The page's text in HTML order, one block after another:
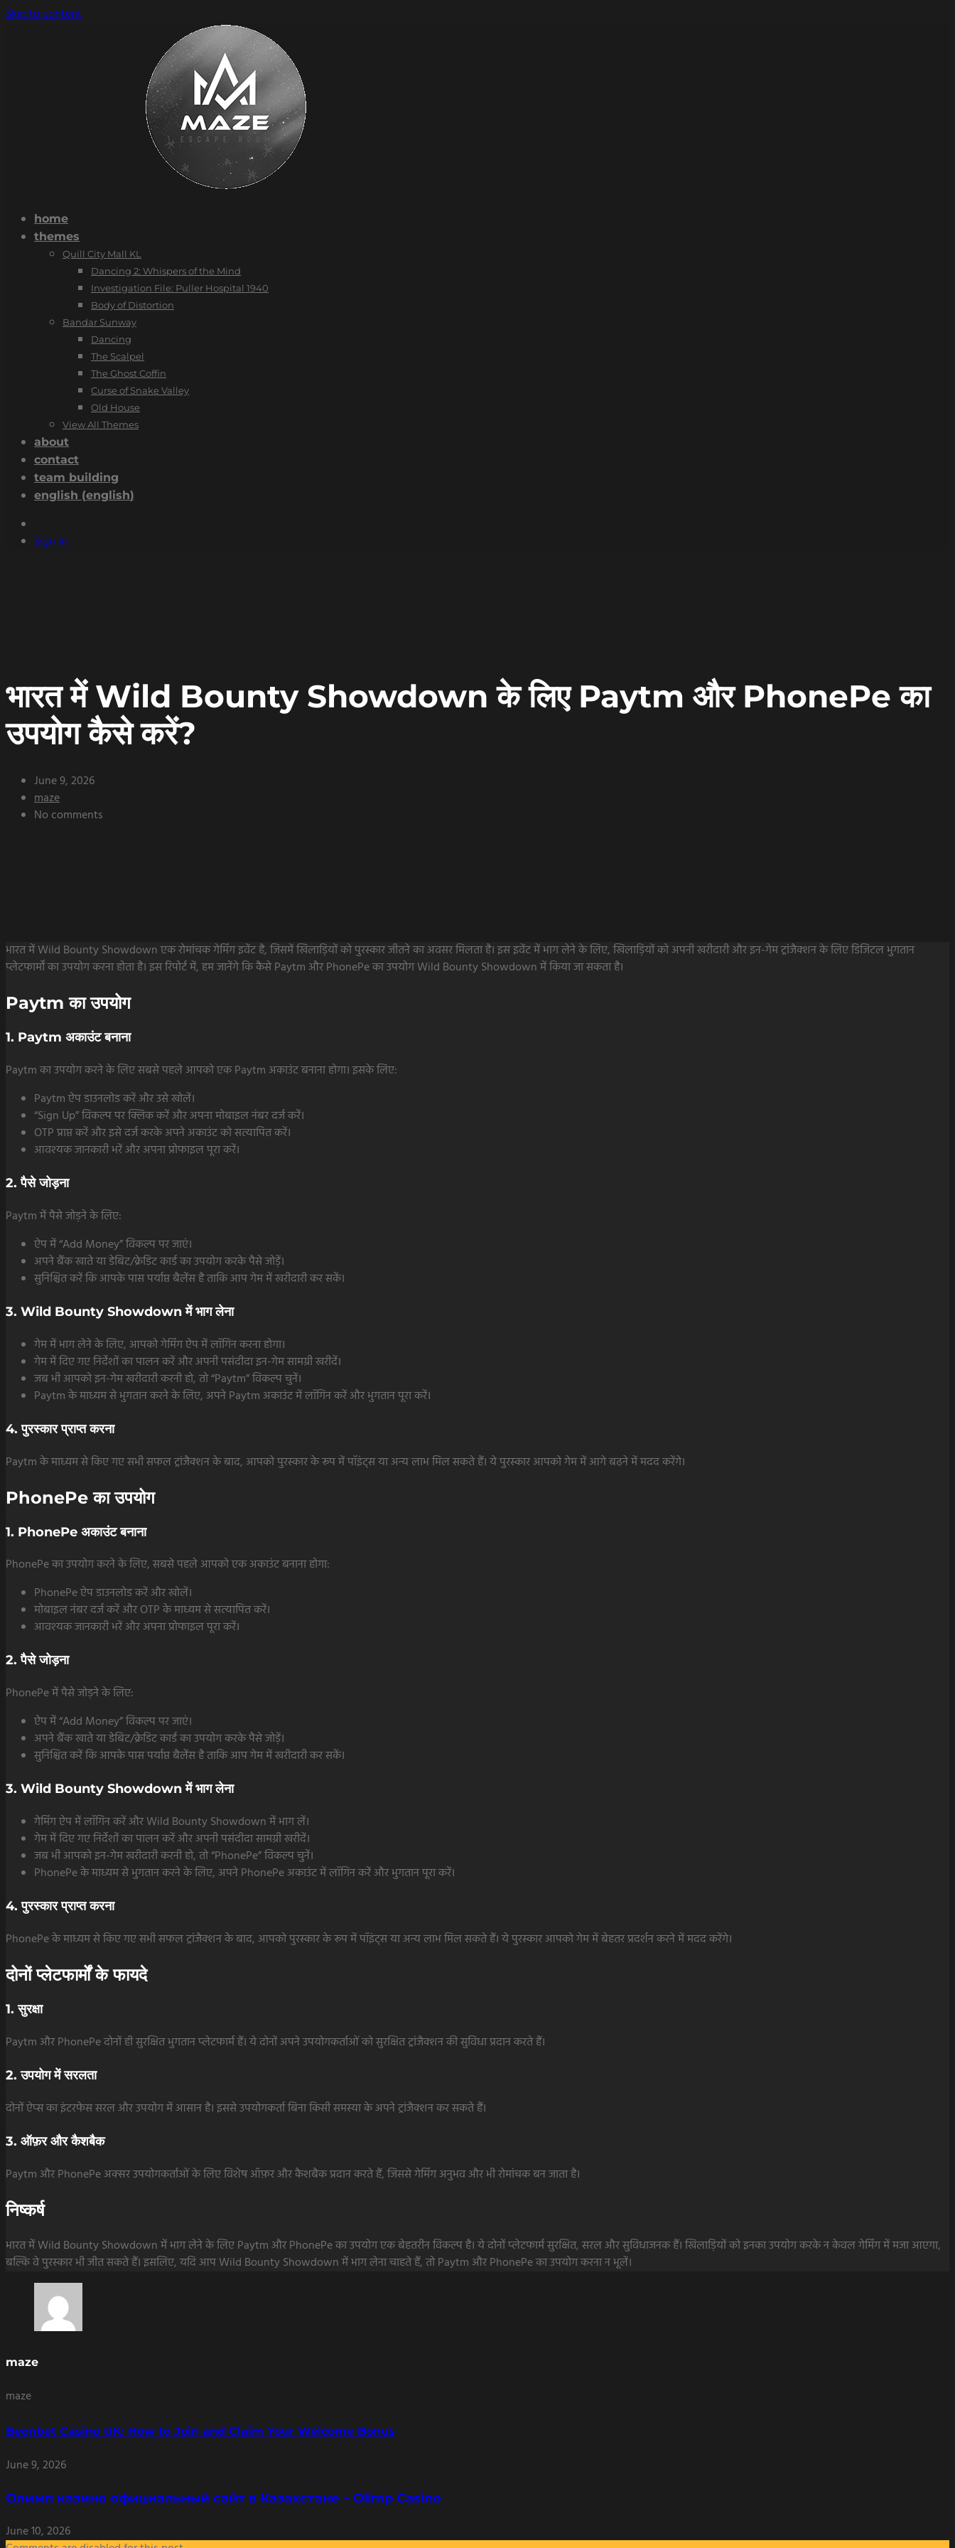
Skip to content
home
themes
Quill City Mall KL
Dancing 2: Whispers of the Mind
Investigation File: Puller Hospital 1940
Body of Distortion
Bandar Sunway
Dancing
The Scalpel
The Ghost Coffin
Curse of Snake Valley
Old House
View All Themes
about
contact
team building
english (english)
Sign In
भारत में Wild Bounty Showdown के लिए Paytm और PhonePe का
उपयोग कैसे करें?
June 9, 2026
maze
No comments
भारत में Wild Bounty Showdown एक रोमांचक गेमिंग इवेंट है, जिसमें खिलाड़ियों को पुरस्कार जीतने का अवसर मिलता है। इस इवेंट में भाग लेने के लिए, खिलाड़ियों को अपनी खरीदारी और इन-गेम ट्रांजैक्शन के लिए डिजिटल भुगतान
प्लेटफार्मों का उपयोग करना होता है। इस रिपोर्ट में, हम जानेंगे कि कैसे Paytm और PhonePe का उपयोग Wild Bounty Showdown में किया जा सकता है।
Paytm का उपयोग
1. Paytm अकाउंट बनाना
Paytm का उपयोग करने के लिए सबसे पहले आपको एक Paytm अकाउंट बनाना होगा। इसके लिए:
Paytm ऐप डाउनलोड करें और उसे खोलें।
“Sign Up” विकल्प पर क्लिक करें और अपना मोबाइल नंबर दर्ज करें।
OTP प्राप्त करें और इसे दर्ज करके अपने अकाउंट को सत्यापित करें।
आवश्यक जानकारी भरें और अपना प्रोफाइल पूरा करें।
2. पैसे जोड़ना
Paytm में पैसे जोड़ने के लिए:
ऐप में “Add Money” विकल्प पर जाएं।
अपने बैंक खाते या डेबिट/क्रेडिट कार्ड का उपयोग करके पैसे जोड़ें।
सुनिश्चित करें कि आपके पास पर्याप्त बैलेंस है ताकि आप गेम में खरीदारी कर सकें।
3. Wild Bounty Showdown में भाग लेना
गेम में भाग लेने के लिए, आपको गेमिंग ऐप में लॉगिन करना होगा।
गेम में दिए गए निर्देशों का पालन करें और अपनी पसंदीदा इन-गेम सामग्री खरीदें।
जब भी आपको इन-गेम खरीदारी करनी हो, तो “Paytm” विकल्प चुनें।
Paytm के माध्यम से भुगतान करने के लिए, अपने Paytm अकाउंट में लॉगिन करें और भुगतान पूरा करें।
4. पुरस्कार प्राप्त करना
Paytm के माध्यम से किए गए सभी सफल ट्रांजैक्शन के बाद, आपको पुरस्कार के रूप में पॉइंट्स या अन्य लाभ मिल सकते हैं। ये पुरस्कार आपको गेम में आगे बढ़ने में मदद करेंगे।
PhonePe का उपयोग
1. PhonePe अकाउंट बनाना
PhonePe का उपयोग करने के लिए, सबसे पहले आपको एक अकाउंट बनाना होगा:
PhonePe ऐप डाउनलोड करें और खोलें।
मोबाइल नंबर दर्ज करें और OTP के माध्यम से सत्यापित करें।
आवश्यक जानकारी भरें और अपना प्रोफाइल पूरा करें।
2. पैसे जोड़ना
PhonePe में पैसे जोड़ने के लिए:
ऐप में “Add Money” विकल्प पर जाएं।
अपने बैंक खाते या डेबिट/क्रेडिट कार्ड का उपयोग करके पैसे जोड़ें।
सुनिश्चित करें कि आपके पास पर्याप्त बैलेंस है ताकि आप गेम में खरीदारी कर सकें।
3. Wild Bounty Showdown में भाग लेना
गेमिंग ऐप में लॉगिन करें और Wild Bounty Showdown में भाग लें।
गेम में दिए गए निर्देशों का पालन करें और अपनी पसंदीदा सामग्री खरीदें।
जब भी आपको इन-गेम खरीदारी करनी हो, तो “PhonePe” विकल्प चुनें।
PhonePe के माध्यम से भुगतान करने के लिए, अपने PhonePe अकाउंट में लॉगिन करें और भुगतान पूरा करें।
4. पुरस्कार प्राप्त करना
PhonePe के माध्यम से किए गए सभी सफल ट्रांजैक्शन के बाद, आपको पुरस्कार के रूप में पॉइंट्स या अन्य लाभ मिल सकते हैं। ये पुरस्कार आपको गेम में बेहतर प्रदर्शन करने में मदद करेंगे।
दोनों प्लेटफार्मों के फायदे
1. सुरक्षा
Paytm और PhonePe दोनों ही सुरक्षित भुगतान प्लेटफार्म हैं। ये दोनों अपने उपयोगकर्ताओं को सुरक्षित ट्रांजैक्शन की सुविधा प्रदान करते हैं।
2. उपयोग में सरलता
दोनों ऐप्स का इंटरफेस सरल और उपयोग में आसान है। इससे उपयोगकर्ता बिना किसी समस्या के अपने ट्रांजैक्शन कर सकते हैं।
3. ऑफ़र और कैशबैक
Paytm और PhonePe अक्सर उपयोगकर्ताओं के लिए विशेष ऑफ़र और कैशबैक प्रदान करते हैं, जिससे गेमिंग अनुभव और भी रोमांचक बन जाता है।
निष्कर्ष
भारत में Wild Bounty Showdown में भाग लेने के लिए Paytm और PhonePe का उपयोग एक बेहतरीन विकल्प है। ये दोनों प्लेटफार्म सुरक्षित, सरल और सुविधाजनक हैं। खिलाड़ियों को इनका उपयोग करके न केवल गेमिंग में मजा आएगा,
बल्कि वे पुरस्कार भी जीत सकते हैं। इसलिए, यदि आप Wild Bounty Showdown में भाग लेना चाहते हैं, तो Paytm और PhonePe का उपयोग करना न भूलें।
maze
maze
Beonbet Casino UK: How to Join and Claim Your Welcome Bonus
June 9, 2026
Олимп казино официальный сайт в Казахстане – Olimp Casino
June 10, 2026